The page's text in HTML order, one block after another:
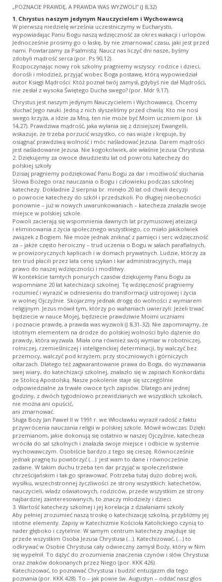
„POZNACIE PRAWDĘ, A PRAWDA WAS WYZWOLI” (J 8,32)
1. Chrystus naszym jedynym Nauczycielem i Wychowawcą
W pierwszą niedzielę września uczestniczymy w Eucharystii,
wypowiadając Panu Bogu naszą wdzięczność za okres wakacji i urlopów.
Jednocześnie prosimy go o łaskę, by nie zmarnować czasu, jaki jest przed
nami. Powtarzamy za Psalmistą: Naucz nas liczyć dni nasze, byśmy
zdobyli mądrość serca (por. Ps 90,12).
Rozpoczynając nowy rok szkolny pragniemy wszyscy: rodzice i dzieci,
dorośli i młodzież, przyjąć wobec Boga postawę, którą wypowiedział
autor Księgi Mądrości: Któż poznał twój zamysł, gdybyś nie dał Mądrości,
nie zesłał z wysoka Świętego Ducha swego? (por. Mdr 9,17).
Chrystus jest naszym jedynym Nauczycielem i Wychowawcą. Chcemy
słuchać Jego nauki. Jedną z nich słyszeliśmy przed chwilą: Kto nie nosi
swego krzyża, a idzie za Mną, ten nie może być Moim uczniem (por. Łk
14,27). Prawdziwa mądrość, jaka wyłania się z dzisiejszej Ewangelii,
wskazuje, że trzeba porzucić wszystko, co nas wiąże i krępuje, by
osiągnąć prawdziwą wolność i móc naśladować Jezusa. Darem mądrości
jest naśladowanie Jezusa. Nie kogokolwiek, ale właśnie Jezusa Chrystusa.
2. Dziękujemy za owoce dwudziestu lat od powrotu katechezy do
polskiej szkoły
Dzisiaj pragniemy podziękować Panu Bogu za dar i możliwość słuchania
Słowa Bożego oraz nauczania o Bogu i człowieku podczas szkolnej
katechezy. Dokładnie 2 sierpnia br. minęło 20 lat od chwili decyzji
o powrocie katechezy do szkół i przedszkoli. Po długiej nieobecności
ponownie – już w nowych uwarunkowaniach – katecheza znalazła swoje
miejsce w polskiej szkole.
Powoli zacierają się wspomnienia dawnych lat przymusowej ateizacji
i eliminowania z życia społecznego wszystkiego, co miało jakikolwiek
związek z Bogiem. Nie może jednak zniknąć z pamięci i serc wdzięczność
za – jakże często heroiczny – trud uczenia o Bogu w salach parafialnych,
w prowizorycznych kaplicach i w domach prywatnych. Ludzie, którzy za
ten trud płacili przez lata cenę szykan i kar administracyjnych, mają
prawo do naszej wdzięczności i modlitwy.
W kontekście tamtych ponurych czasów dziękujemy Panu Bogu za
wspomniane 20 lat katechizacji szkolnej. Tę wdzięczność pragniemy
rozumieć i wyrazić w odniesieniu do transformacji ustrojowej i życia
w wolnej Ojczyźnie. Skojarzmy jednak drogę do wolności z wymiarem
religijnym. Jezus mówił tym, którzy po wahaniach uwierzyli: Jeżeli trwać
będziecie w nauce Mojej, będziecie prawdziwie Moimi uczniami
i poznacie prawdę, a prawda was wyzwoli (J 8,31-32). Nie zapominajmy, że
istotnym elementem na drodze do polskiej wolności było dążenie do
prawdy, która wyzwala. Miała ona również swój wymiar w robotniczej,
rolniczej, rzemieślniczej i inteligenckiej determinacji, by walczyć bez
przemocy, walczyć pod krzyżem; przy stoczniowych i górniczych
ołtarzach. Dlatego też zagwarantowanie prawa do Boga, do wyznawania
swej wiary, do katechizacji szkolnej, znalazło się w zapisach Konkordatu
ze Stolicą Apostolską. Nasze pokolenie staje się szczególnie
odpowiedzialne za trwałe owoce tych zapisów. Dlatego ani jednej
godziny, z dwóch tygodniowo przewidzianych we wszystkich szkołach,
nie można ani opuścić,
ani zmarnować.
Sługa Boży Jan Paweł II w 1991 r. we Włocławku wyraził radość z faktu
przywrócenia nauczania religii w polskiej szkole. Mówił wówczas: Dzięki
przemianom, jakie dokonują się ostatnio w naszej Ojczyźnie, katecheza
wróciła do sal szkolnych i znalazła swoje miejsce i odbicie w systemie
wychowawczym. Osobiście bardzo z tego się cieszę. Równocześnie
jednak pragnę tu powtórzyć (…): jest wam to dane i równocześnie
zadane. W takim duchu trzeba ten dar przyjąć w społeczeństwie
chrześcijańskim i tak go sprawować. Potrzeba tutaj dużo dobrej woli,
wysiłku, wszechstronnej życzliwości ze strony wszystkich: katechetów,
nauczycieli, władz oświatowych, rodziców, przede wszystkim ze strony
najbardziej zainteresowanych, to znaczy młodzieży i dzieci.
3. Wartość katechezy szkolnej i jej korelacja z działaniami szkoły
Aby pełniej zrozumieć naszą troskę o katechizację szkolną, przybliżmy jej
istotne elementy. Zapisy w Katechizmie Kościoła Katolickiego czynią to
nader głęboko i czytelnie: W samym centrum katechezy znajduje się
przede wszystkim Osoba Jezusa Chrystusa (…). Katechizować, (…) to
odkrywać w Osobie Chrystusa cały odwieczny zamysł Boży, który w Nim
się wypełnił. To dążyć do zrozumienia znaczenia czynów i słów Chrystusa
oraz znaków dokonanych przez Niego (por. KKK 426).
Katechizować, to poznawać Chrystusa i budzić entuzjazm dla tego
poznania (por. KKK 428). To – jak powie św. Augustyn – oddać nasz głos